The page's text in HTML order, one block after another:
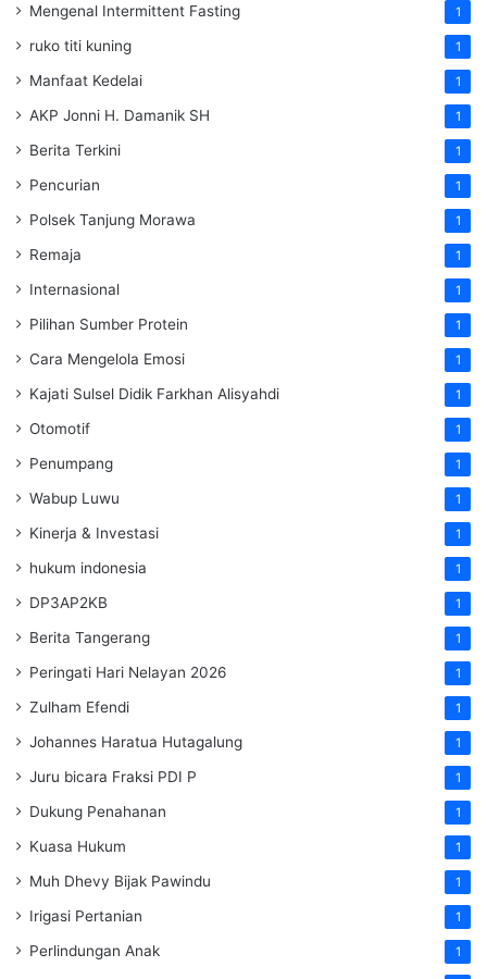
Mengenal Intermittent Fasting 1
ruko titi kuning 1
Manfaat Kedelai 1
AKP Jonni H. Damanik SH 1
Berita Terkini 1
Pencurian 1
Polsek Tanjung Morawa 1
Remaja 1
Internasional 1
Pilihan Sumber Protein 1
Cara Mengelola Emosi 1
Kajati Sulsel Didik Farkhan Alisyahdi 1
Otomotif 1
Penumpang 1
Wabup Luwu 1
Kinerja & Investasi 1
hukum indonesia 1
DP3AP2KB 1
Berita Tangerang 1
Peringati Hari Nelayan 2026 1
Zulham Efendi 1
Johannes Haratua Hutagalung 1
Juru bicara Fraksi PDI P 1
Dukung Penahanan 1
Kuasa Hukum 1
Muh Dhevy Bijak Pawindu 1
Irigasi Pertanian 1
Perlindungan Anak 1